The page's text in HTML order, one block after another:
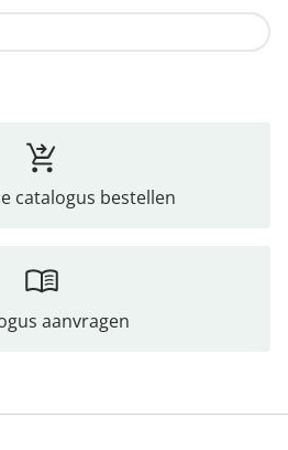
catalogus bestellen
aanvragen